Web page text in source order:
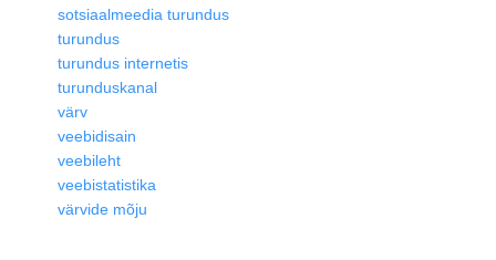
sotsiaalmeedia turundus
turundus
turundus internetis
turunduskanal
värv
veebidisain
veebileht
veebistatistika
värvide mõju